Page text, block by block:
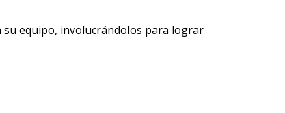
su equipo, involucrándolos para lograr